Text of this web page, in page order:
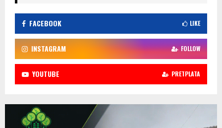
FACEBOOK LIKE
INSTAGRAM FOLLOW
YOUTUBE PRETPLATA